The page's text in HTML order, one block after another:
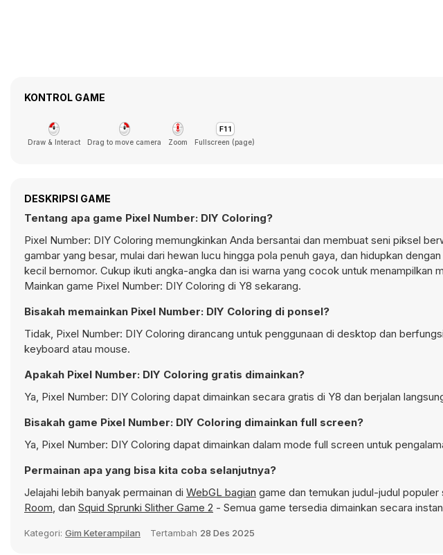
KONTROL GAME
Draw & Interact Drag to move camera Zoom Fullscreen (page)
DESKRIPSI GAME
Tentang apa game Pixel Number: DIY Coloring?
Pixel Number: DIY Coloring memungkinkan Anda bersantai dan membuat seni piksel
gambar yang besar, mulai dari hewan lucu hingga pola penuh gaya, dan hidupkan
kecil bernomor. Cukup ikuti angka-angka dan isi warna yang cocok untuk menampilkan
Mainkan game Pixel Number: DIY Coloring di Y8 sekarang.
Bisakah memainkan Pixel Number: DIY Coloring di ponsel?
Tidak, Pixel Number: DIY Coloring dirancang untuk penggunaan di desktop dan
keyboard atau mouse.
Apakah Pixel Number: DIY Coloring gratis dimainkan?
Ya, Pixel Number: DIY Coloring dapat dimainkan secara gratis di Y8 dan berjalan
Bisakah game Pixel Number: DIY Coloring dimainkan full screen?
Ya, Pixel Number: DIY Coloring dapat dimainkan dalam mode full screen untuk
Permainan apa yang bisa kita coba selanjutnya?
Jelajahi lebih banyak permainan di WebGL bagian game dan temukan judul-judul populer
Room, dan Squid Sprunki Slither Game 2 - Semua game tersedia dimainkan secara
Kategori: Gim Keterampilan Tertambah 28 Des 2025